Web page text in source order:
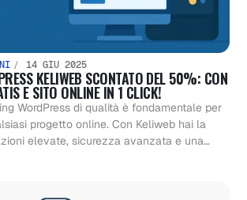
14 GIU 2025
KELIWEB SCONTATO DEL 50%: CON
E SITO ONLINE IN 1 CLICK!
WordPress di qualità è fondamentale per
progetto online. Con Keliweb hai la
elevate, sicurezza avanzata e una…